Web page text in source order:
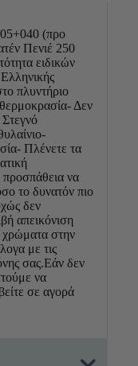
(προ
Πενιέ 250
ειδικών
πλυντήριο
Δεν
Πλένετε τα
να
το δυνατόν πιο
δεν
απεικόνιση
στην
με τις
σας.Εάν δεν
να
σε αγορά